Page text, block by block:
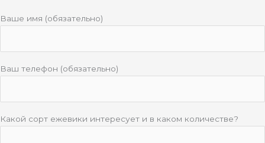
Ваше имя (обязательно)
Ваш телефон (обязательно)
Какой сорт ежевики интересует и в каком количестве?